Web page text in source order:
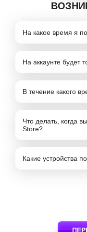
На какое время я
На аккаунте будет
В течение какого
Что делать, когда
Store?
Какие устройства